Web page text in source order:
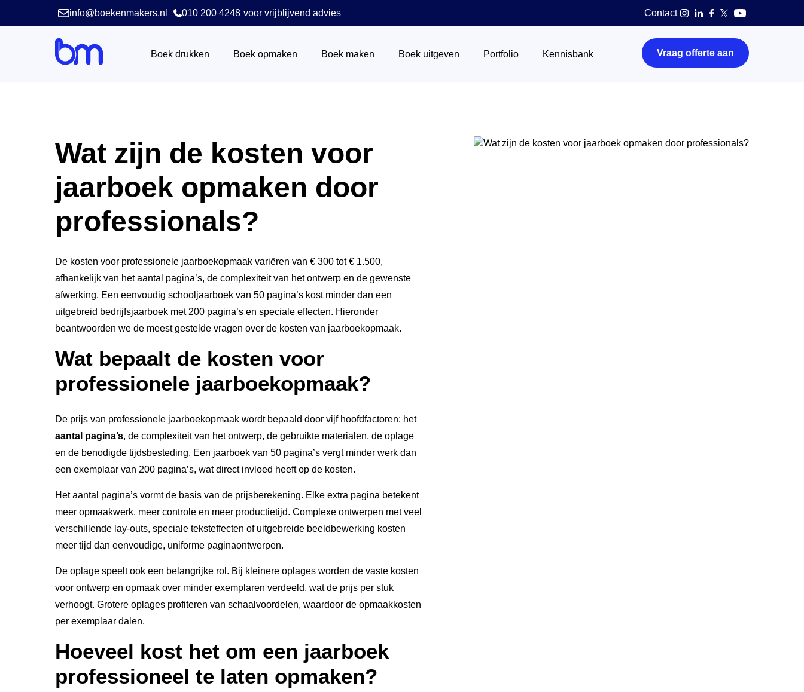
info@boekenmakers.nl 010 200 4248 voor vrijblijvend advies Contact
Vraag offerte aan
Boek drukken Boek opmaken Boek maken Boek uitgeven
Het stappenplan
Portfolio Kennisbank
Wat zijn de kosten voor
jaarboek opmaken door
professionals?
De kosten voor professionele jaarboekopmaak variëren van € 300 tot € 1.500,
afhankelijk van het aantal pagina’s, de complexiteit van het ontwerp en de gewenste
afwerking. Een eenvoudig schooljaarboek van 50 pagina’s kost minder dan een
uitgebreid bedrijfsjaarboek met 200 pagina’s en speciale effecten. Hieronder
beantwoorden we de meest gestelde vragen over de kosten van jaarboekopmaak.
Wat bepaalt de kosten voor
professionele jaarboekopmaak?
De prijs van professionele jaarboekopmaak wordt bepaald door vijf hoofdfactoren: het
aantal pagina’s, de complexiteit van het ontwerp, de gebruikte materialen, de oplage
en de benodigde tijdsbesteding. Een jaarboek van 50 pagina’s vergt minder werk dan
een exemplaar van 200 pagina’s, wat direct invloed heeft op de kosten.
Het aantal pagina’s vormt de basis van de prijsberekening. Elke extra pagina betekent
meer opmaakwerk, meer controle en meer productietijd. Complexe ontwerpen met veel
verschillende lay-outs, speciale teksteffecten of uitgebreide beeldbewerking kosten
meer tijd dan eenvoudige, uniforme paginaontwerpen.
De oplage speelt ook een belangrijke rol. Bij kleinere oplages worden de vaste kosten
voor ontwerp en opmaak over minder exemplaren verdeeld, wat de prijs per stuk
verhoogt. Grotere oplages profiteren van schaalvoordelen, waardoor de opmaakkosten
per exemplaar dalen.
Hoeveel kost het om een jaarboek
professioneel te laten opmaken?